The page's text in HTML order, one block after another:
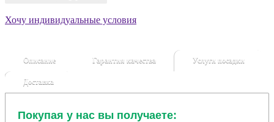
Хочу индивидуальные условия
Описание Гарантия качества Услуги посадки
Доставка
Покупая у нас вы получаете: